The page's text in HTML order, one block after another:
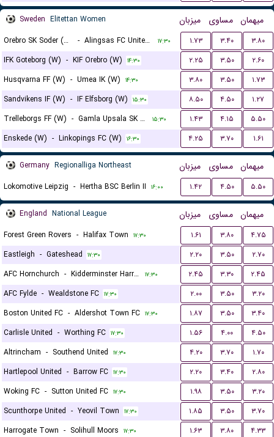
Sweden Elitettan Women میزبان مساوی میهمان
Orebro SK Soder (W) - Alingsas FC United (W) ۱۷:۳۰ ۱.۷۳ ۳.۴۰
۳.۸۰
IFK Goteborg (W) - KIF Orebro (W) ۱۴:۳۰ ۲.۲۵ ۳.۵۰
۲.۶۰
Husqvarna FF (W) - Umea IK (W) ۱۴:۳۰ ۳.۸۰ ۳.۵۰
۱.۷۳
Sandvikens IF (W) - IF Elfsborg (W) ۱۵:۳۰ ۸.۵۰ ۴.۵۰
۱.۲۷
Trelleborgs FF (W) - Gamla Upsala SK (W) ۱۵:۳۰ ۱.۴۳ ۴.۱۵
۵.۵۰
Enskede (W) - Linkopings FC (W) ۱۶:۳۰ ۴.۲۵ ۳.۷۰ ۱.۶۱
Germany Regionalliga Northeast میزبان مساوی میهمان
Lokomotive Leipzig - Hertha BSC Berlin II ۱۶:۰۰ ۱.۴۲ ۴.۵۰ ۵.۵۰
England National League میزبان مساوی میهمان
Forest Green Rovers - Halifax Town ۱۷:۳۰ ۱.۶۱ ۳.۸۰
۴.۷۵
Eastleigh - Gateshead ۱۷:۳۰ ۲.۲۰ ۳.۵۰
۲.۷۰
AFC Hornchurch - Kidderminster Harriers ۱۷:۳۰ ۲.۴۵ ۳.۳۰
۲.۴۵
AFC Fylde - Wealdstone FC ۱۷:۳۰ ۲.۰۰ ۳.۵۰
۳.۲۰
Boston United FC - Aldershot Town FC ۱۷:۳۰ ۱.۸۷ ۳.۵۰
۳.۴۰
Carlisle United - Worthing FC ۱۷:۳۰ ۱.۵۶ ۴.۰۰
۴.۵۰
Altrincham - Southend United ۱۷:۳۰ ۴.۲۰ ۳.۷۰
۱.۷۰
Hartlepool United - Barrow FC ۱۷:۳۰ ۲.۲۰ ۳.۴۰
۲.۸۰
Woking FC - Sutton United FC ۱۷:۳۰ ۱.۹۸ ۳.۵۰
۳.۲۰
Scunthorpe United - Yeovil Town ۱۷:۳۰ ۱.۸۵ ۳.۵۰
۳.۷۰
Harrogate Town - Solihull Moors ۱۷:۳۰ ۱.۶۳ ۳.۸۰
۴.۳۳